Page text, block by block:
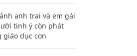
anh trai và em gái
tinh ý còn phát
giáo dục con